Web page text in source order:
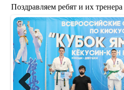
Поздравляем ребят и их